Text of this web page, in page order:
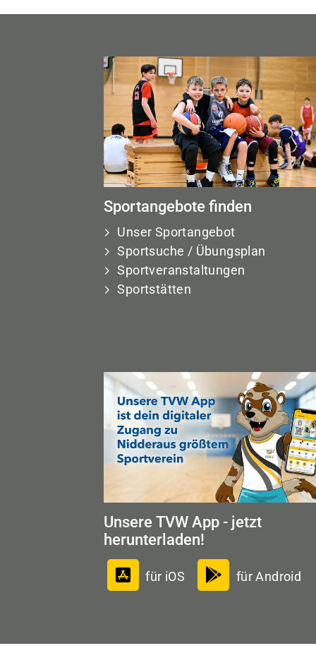
Sportangebote finden
Unser Sportangebot
Sportsuche / Übungsplan
Sportveranstaltungen
Sportstätten
Unsere TVW App - jetzt
herunterladen!
für iOS für Android